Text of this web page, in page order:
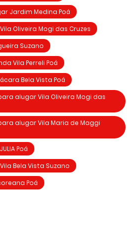
Jardim Medina Poá
Oliveira Mogi das Cruzes
Suzano
Vila Perreli Poá
Bela Vista Poá
alugar Vila Oliveira Mogi das
alugar Vila Maria de Maggi
Poá
Bela Vista Suzano
Poá